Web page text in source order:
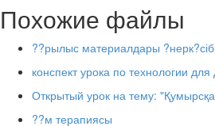
- Ендеше бүгінгі сабағымыздың
ІІІ. Жаңа сабақ.Қатырма
Қораптар әр түрлі болады. Олар
қаңылтырдан тіпті темірденде
Похожие файлы
??рылыс материалдары
конспект урока по технологии
Открытый урок на тему:
??м терапиясы